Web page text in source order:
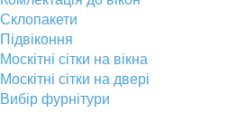
Склопакети
Підвіконня
Москітні сітки на вікна
Москітні сітки на двері
Вибір фурнітури